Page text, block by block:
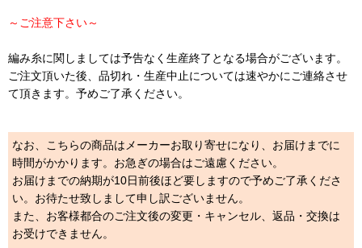
～ご注意下さい～
編み糸に関しましては予告なく生産終了となる場合がございます。
ご注文頂いた後、品切れ・生産中止については速やかにご連絡させ
て頂きます。予めご了承ください。
なお、こちらの商品はメーカーお取り寄せになり、お届けまでに
時間がかかります。お急ぎの場合はご遠慮ください。
お届けまでの納期が10日前後ほど要しますので予めご了承くださ
い。お待たせ致しまして申し訳ございません。
また、お客様都合のご注文後の変更・キャンセル、返品・交換は
お受けできません。